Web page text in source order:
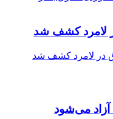
می‌شود